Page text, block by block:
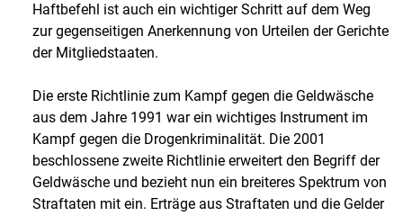
Haftbefehl ist auch ein wichtiger Schritt auf dem Weg
zur gegenseitigen Anerkennung von Urteilen der Gerichte
der Mitgliedstaaten.
Die erste Richtlinie zum Kampf gegen die Geldwäsche
aus dem Jahre 1991 war ein wichtiges Instrument im
Kampf gegen die Drogenkriminalität. Die 2001
beschlossene zweite Richtlinie erweitert den Begriff der
Geldwäsche und bezieht nun ein breiteres Spektrum von
Straftaten mit ein. Erträge aus Straftaten und die Gelder